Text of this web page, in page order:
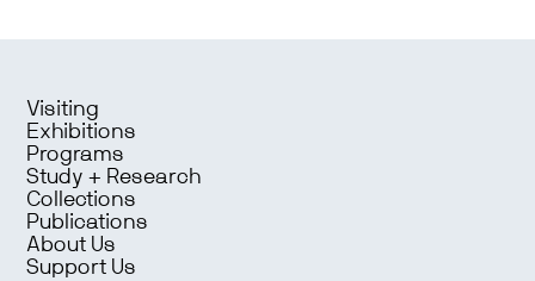
Visiting
Exhibitions
Programs
Study + Research
Collections
Publications
About Us
Support Us